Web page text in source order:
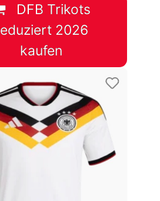
DFB Trikots
2026
kaufen